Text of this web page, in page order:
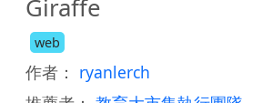
Giraffe
web
作者： ryanlerch